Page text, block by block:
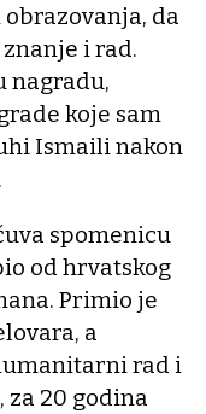
da
i rad.
nagradu,
koje sam
Ismaili nakon
spomenicu
od hrvatskog
Primio je
a
rad i
20 godina